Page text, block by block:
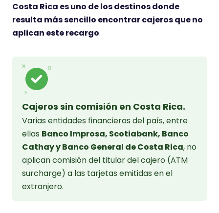
Costa Rica es uno de los destinos donde
resulta más sencillo encontrar cajeros que no
aplican este recargo.
Cajeros sin comisión en Costa Rica.
Varias entidades financieras del país, entre
ellas Banco Improsa, Scotiabank, Banco
Cathay y Banco General de Costa Rica, no
aplican comisión del titular del cajero (ATM
surcharge) a las tarjetas emitidas en el
extranjero.